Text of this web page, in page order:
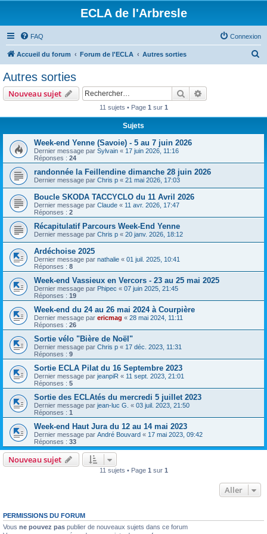
ECLA de l'Arbresle
FAQ Connexion
Accueil du forum Forum de l'ECLA Autres sorties
Autres sorties
Nouveau sujet Rechercher
11 sujets • Page 1 sur 1
Sujets
Week-end Yenne (Savoie) - 5 au 7 juin 2026
Dernier message par Sylvain « 17 juin 2026, 11:16
Réponses : 24
randonnée la Feillendine dimanche 28 juin 2026
Dernier message par Chris p « 21 mai 2026, 17:03
Boucle SKODA TACCYCLO du 11 Avril 2026
Dernier message par Claude « 11 avr. 2026, 17:47
Réponses : 2
Récapitulatif Parcours Week-End Yenne
Dernier message par Chris p « 20 janv. 2026, 18:12
Ardéchoise 2025
Dernier message par nathalie « 01 juil. 2025, 10:41
Réponses : 8
Week-end Vassieux en Vercors - 23 au 25 mai 2025
Dernier message par Phipec « 07 juin 2025, 21:45
Réponses : 19
Week-end du 24 au 26 mai 2024 à Courpière
Dernier message par ericmag « 28 mai 2024, 11:11
Réponses : 26
Sortie vélo "Bière de Noël"
Dernier message par Chris p « 17 déc. 2023, 11:31
Réponses : 9
Sortie ECLA Pilat du 16 Septembre 2023
Dernier message par jeanpiR « 11 sept. 2023, 21:01
Réponses : 5
Sortie des ECLAtés du mercredi 5 juillet 2023
Dernier message par jean-luc G. « 03 juil. 2023, 21:50
Réponses : 1
Week-end Haut Jura du 12 au 14 mai 2023
Dernier message par André Bouvard « 17 mai 2023, 09:42
Réponses : 33
Nouveau sujet
11 sujets • Page 1 sur 1
Aller
PERMISSIONS DU FORUM
Vous ne pouvez pas publier de nouveaux sujets dans ce forum